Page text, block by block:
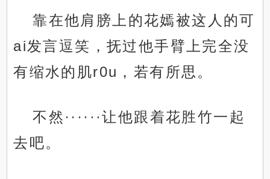
靠在他肩膀上的花嫣被这人的可
ai发言逗笑，抚过他手臂上完全没
有缩水的肌r0u，若有所思。
不然······让他跟着花胜竹一起
去吧。